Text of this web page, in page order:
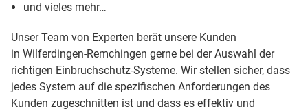
und vieles mehr…
Unser Team von Experten berät unsere Kunden
in Wilferdingen-Remchingen gerne bei der Auswahl der
richtigen Einbruchschutz-Systeme. Wir stellen sicher, dass
jedes System auf die spezifischen Anforderungen des
Kunden zugeschnitten ist und dass es effektiv und